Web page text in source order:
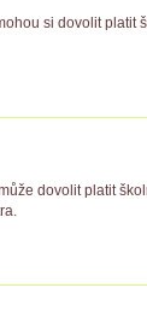
si dovolit platit
dovolit platit